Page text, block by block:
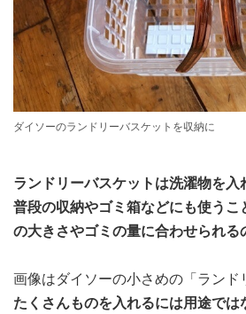
ダイソーのランドリーバスケットを収納に
ランドリーバスケットは洗濯物を入
普段の収納やゴミ箱などにも使うこ
の大きさやゴミの量に合わせられる
画像はダイソーの小さめの「ランド
たくさんものを入れるには用途では